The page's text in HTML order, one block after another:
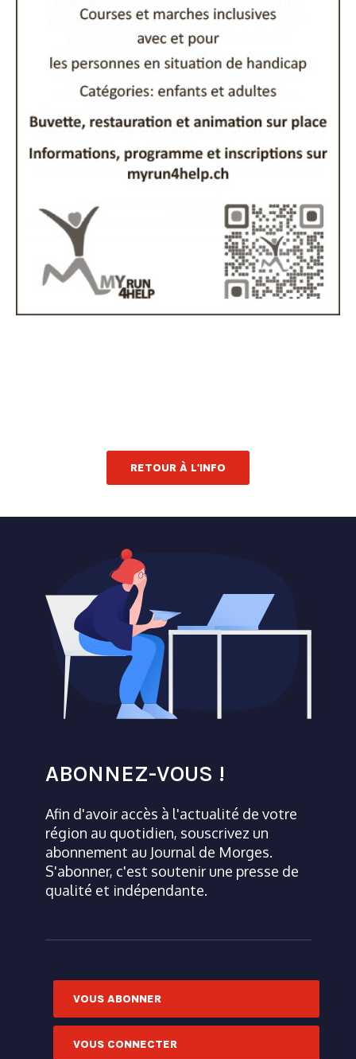
RETOUR À L'INFO
ABONNEZ-VOUS !
Afin d'avoir accès à l'actualité de votre
région au quotidien, souscrivez un
abonnement au Journal de Morges.
S'abonner, c'est soutenir une presse de
qualité et indépendante.
VOUS ABONNER
VOUS CONNECTER